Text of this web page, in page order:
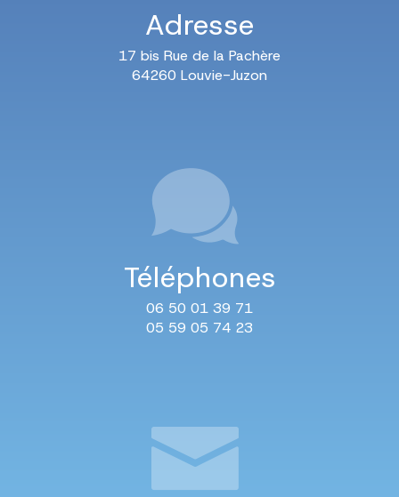
Adresse
17 bis Rue de la Pachère
64260 Louvie-Juzon
Téléphones
06 50 01 39 71
05 59 05 74 23